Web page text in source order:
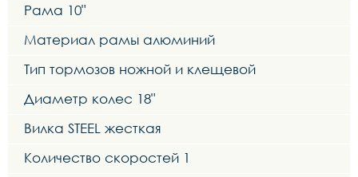
Рама 10"
Материал рамы алюминий
Тип тормозов ножной и клещевой
Диаметр колес 18"
Вилка STEEL жесткая
Количество скоростей 1